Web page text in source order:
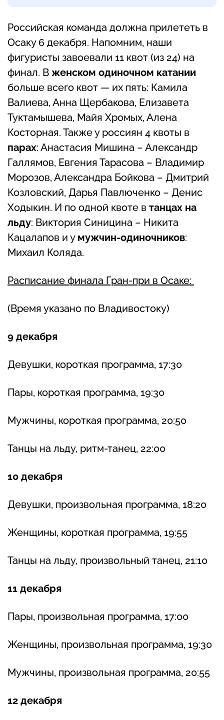
Российская команда должна прилететь в
Осаку 6 декабря. Напомним, наши
фигуристы завоевали 11 квот (из 24) на
финал. В женском одиночном катании
больше всего квот — их пять: Камила
Валиева, Анна Щербакова, Елизавета
Туктамышева, Майя Хромых, Алена
Косторная. Также у россиян 4 квоты в
парах: Анастасия Мишина – Александр
Галлямов, Евгения Тарасова – Владимир
Морозов, Александра Бойкова – Дмитрий
Козловский, Дарья Павлюченко – Денис
Ходыкин. И по одной квоте в танцах на
льду: Виктория Синицина – Никита
Кацалапов и у мужчин-одиночников:
Михаил Коляда.
Расписание финала Гран-при в Осаке:
(Время указано по Владивостоку)
9 декабря
Девушки, короткая программа, 17:30
Пары, короткая программа, 19:30
Мужчины, короткая программа, 20:50
Танцы на льду, ритм-танец, 22:00
10 декабря
Девушки, произвольная программа, 18:20
Женщины, короткая программа, 19:55
Танцы на льду, произвольный танец, 21:10
11 декабря
Пары, произвольная программа, 17:00
Женщины, произвольная программа, 19:30
Мужчины, произвольная программа, 20:55
12 декабря